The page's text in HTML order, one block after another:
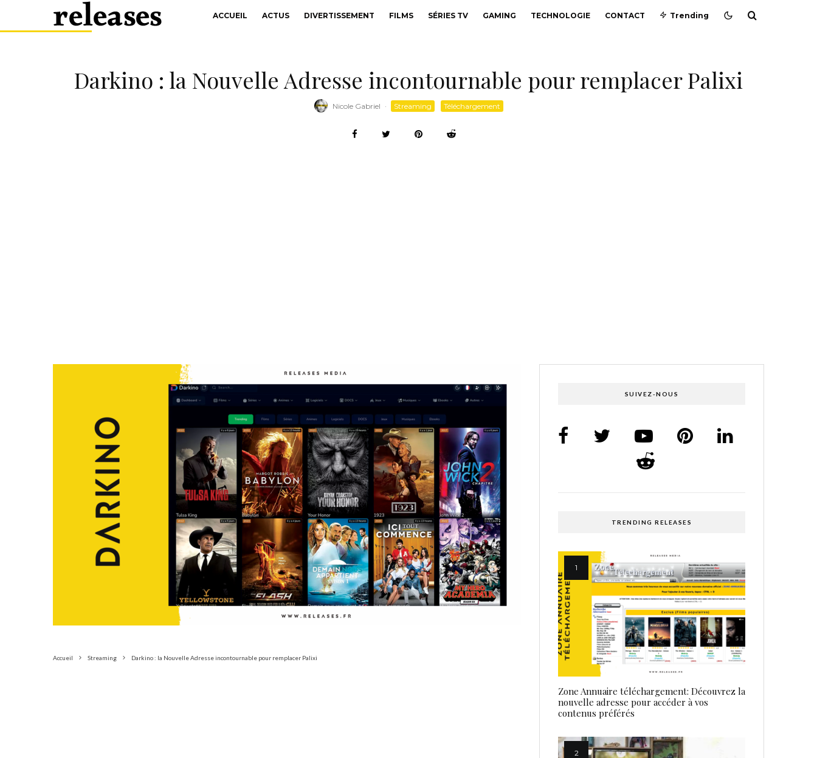
ACCUEIL ACTUS DIVERTISSEMENT FILMS SÉRIES TV GAMING TECHNOLOGIE CONTACT Trending
Darkino : la Nouvelle Adresse incontournable pour remplacer Palixi
Nicole Gabriel · Streaming Téléchargement
Accueil Streaming Darkino : la Nouvelle Adresse incontournable pour remplacer Palixi
SUIVEZ-NOUS
TRENDING RELEASES
Zone Annuaire téléchargement: Découvrez la
nouvelle adresse pour accéder à vos
contenus préférés